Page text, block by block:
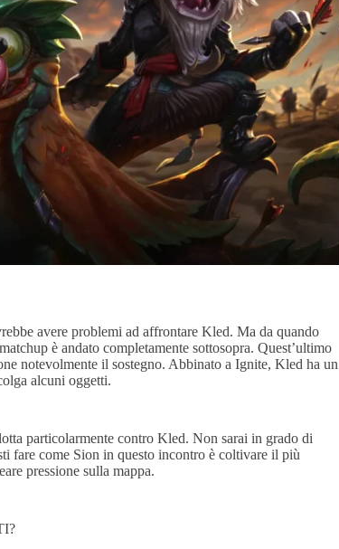
avere problemi ad affrontare Kled. Ma da quando
è andato completamente sottosopra. Quest’ultimo
notevolmente il sostegno. Abbinato a Ignite, Kled ha un
alcuni oggetti.
particolarmente contro Kled. Non sarai in grado di
fare come Sion in questo incontro è coltivare il più
pressione sulla mappa.